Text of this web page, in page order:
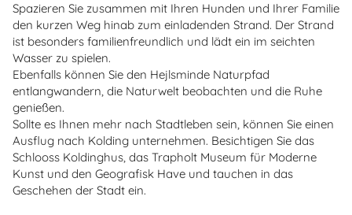
Spazieren Sie zusammen mit Ihren Hunden und Ihrer Familie
den kurzen Weg hinab zum einladenden Strand. Der Strand
ist besonders familienfreundlich und lädt ein im seichten
Wasser zu spielen.
Ebenfalls können Sie den Hejlsminde Naturpfad
entlangwandern, die Naturwelt beobachten und die Ruhe
genießen.
Sollte es Ihnen mehr nach Stadtleben sein, können Sie einen
Ausflug nach Kolding unternehmen. Besichtigen Sie das
Schlooss Koldinghus, das Trapholt Museum für Moderne
Kunst und den Geografisk Have und tauchen in das
Geschehen der Stadt ein.